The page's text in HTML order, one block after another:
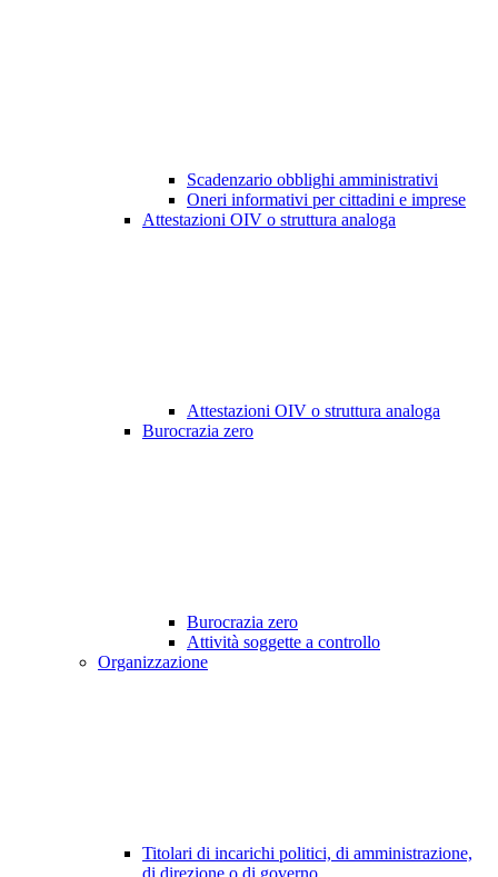
Scadenzario obblighi amministrativi
Oneri informativi per cittadini e imprese
Attestazioni OIV o struttura analoga
Attestazioni OIV o struttura analoga
Burocrazia zero
Burocrazia zero
Attività soggette a controllo
Organizzazione
Titolari di incarichi politici, di amministrazione,